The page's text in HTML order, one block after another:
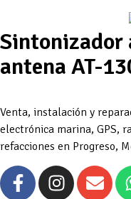
Sintonizador
antena AT-
Venta, instalación y
electrónica marina, GPS,
refacciones en Progreso,